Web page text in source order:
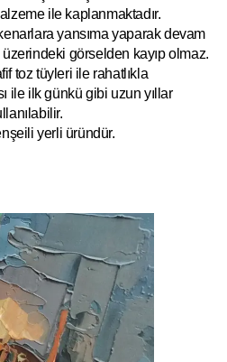
ile kaplanmaktadır.
yansıma yaparak devam
üzerindeki görselden kayıp olmaz.
toz tüyleri ile rahatlıkla
ile ilkgünkü gibi uzun yıllar
yerli üründür.